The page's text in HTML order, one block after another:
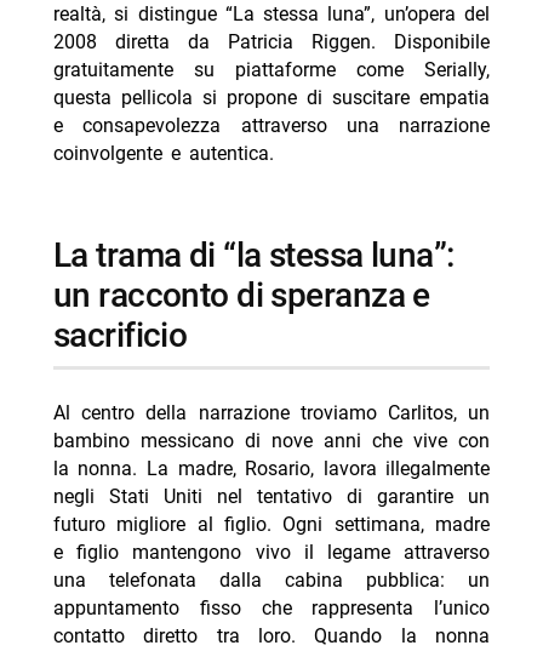
- Gorky Park stasera La7 8 agosto trama cast
- Paura stasera su Iris 8 agosto trama cast
- A 007 Dalla Russia con amore stasera su La7
- Smokin’ Aces stasera su 20 Mediaset 8 agosto
cast
realtà, si distingue “La stessa luna”, un’opera del
2008 diretta da Patricia Riggen. Disponibile
gratuitamente su piattaforme come Serially,
questa pellicola si propone di suscitare empatia
e consapevolezza attraverso una narrazione
coinvolgente e autentica.
la trama di “la stessa luna”:
un racconto di speranza e
sacrificio
Al centro della narrazione troviamo Carlitos, un
bambino messicano di nove anni che vive con
la nonna. La madre, Rosario, lavora illegalmente
negli Stati Uniti nel tentativo di garantire un
futuro migliore al figlio. Ogni settimana, madre
e figlio mantengono vivo il legame attraverso
una telefonata dalla cabina pubblica: un
appuntamento fisso che rappresenta l’unico
contatto diretto tra loro. Quando la nonna